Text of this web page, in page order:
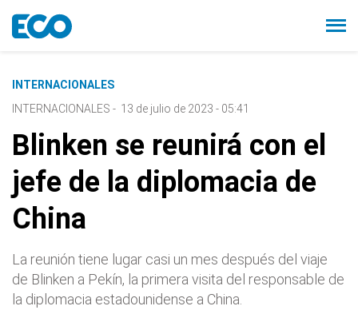
INTERNACIONALES
INTERNACIONALES - 13 de julio de 2023 - 05:41
Blinken se reunirá con el
jefe de la diplomacia de
China
La reunión tiene lugar casi un mes después del viaje
de Blinken a Pekín, la primera visita del responsable de
la diplomacia estadounidense a China.